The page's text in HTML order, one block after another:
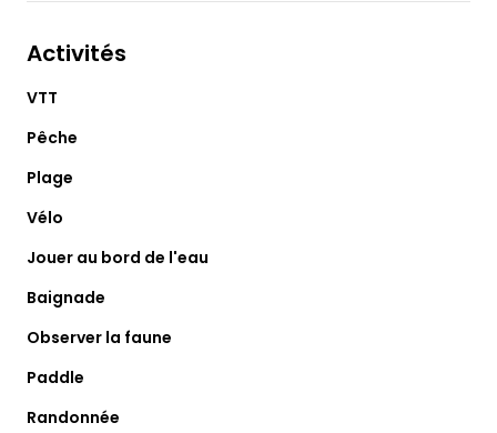
Activités
VTT
Pêche
Plage
Vélo
Jouer au bord de l'eau
Baignade
Observer la faune
Paddle
Randonnée